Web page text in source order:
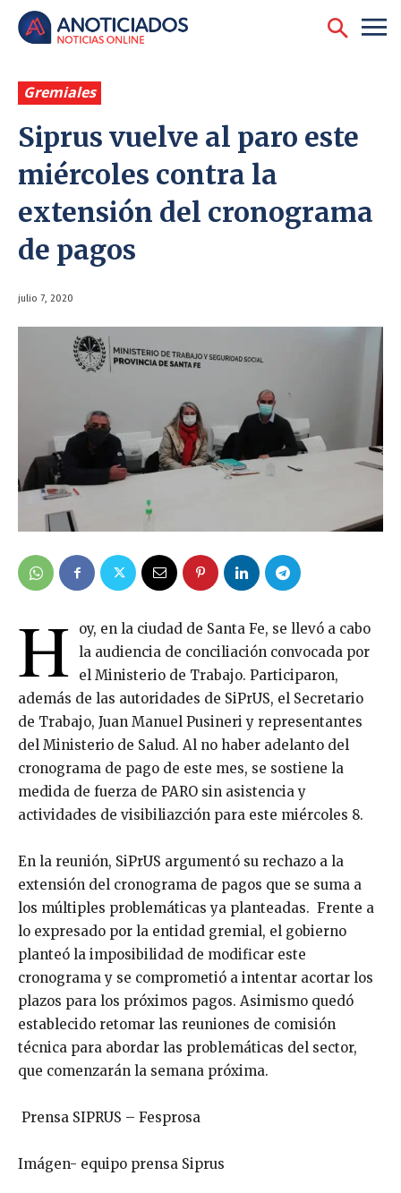
Gremiales
Siprus vuelve al paro este
miércoles contra la
extensión del cronograma
de pagos
julio 7, 2020
H
oy, en la ciudad de Santa Fe, se llevó a cabo
la audiencia de conciliación convocada por
el Ministerio de Trabajo. Participaron,
además de las autoridades de SiPrUS, el Secretario
de Trabajo, Juan Manuel Pusineri y representantes
del Ministerio de Salud. Al no haber adelanto del
cronograma de pago de este mes, se sostiene la
medida de fuerza de PARO sin asistencia y
actividades de visibiliazción para este miércoles 8.
En la reunión, SiPrUS argumentó su rechazo a la
extensión del cronograma de pagos que se suma a
los múltiples problemáticas ya planteadas. Frente a
lo expresado por la entidad gremial, el gobierno
planteó la imposibilidad de modificar este
cronograma y se comprometió a intentar acortar los
plazos para los próximos pagos. Asimismo quedó
establecido retomar las reuniones de comisión
técnica para abordar las problemáticas del sector,
que comenzarán la semana próxima.
Prensa SIPRUS – Fesprosa
Imágen- equipo prensa Siprus